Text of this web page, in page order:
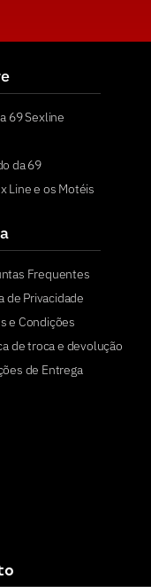
69 Sexline
da 69
Line e os Motéis
Frequentes
de Privacidade
e Condições
de troca e devolução
de Entrega